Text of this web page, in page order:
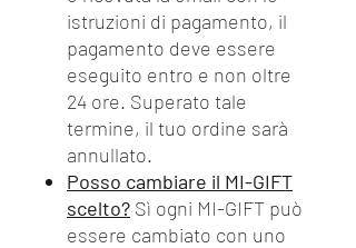
istruzioni di pagamento, il
pagamento deve essere
eseguito entro e non oltre
24 ore. Superato tale
termine, il tuo ordine sarà
annullato.
Posso cambiare il MI-GIFT
scelto? Sì ogni MI-GIFT può
essere cambiato con uno